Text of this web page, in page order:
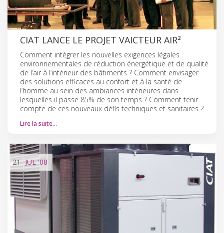
CIAT LANCE LE PROJET VAICTEUR AIR²
Comment intégrer les nouvelles exigences légales
environnementales de réduction énergétique et de qualité
de l’air à l’intérieur des bâtiments ? Comment envisager
des solutions efficaces au confort et à la santé de
l’homme au sein des ambiances intérieures dans
lesquelles il passe 85% de son temps ? Comment tenir
compte de ces nouveaux défis techniques et sanitaires ?
Lire la suite…
21 JUL'08